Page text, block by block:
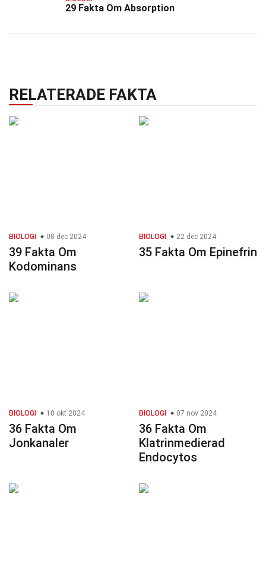
29 Fakta Om Absorption
RELATERADE FAKTA
BIOLOGI 08 dec 2024
39 Fakta Om
Kodominans
BIOLOGI 22 dec 2024
35 Fakta Om Epinefrin
BIOLOGI 18 okt 2024
36 Fakta Om
Jonkanaler
BIOLOGI 07 nov 2024
36 Fakta Om
Klatrinmedierad
Endocytos